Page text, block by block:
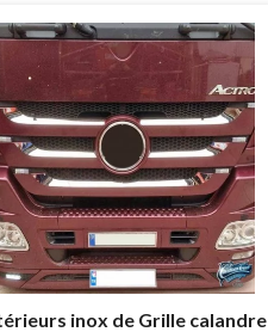
inox de Grille calandre